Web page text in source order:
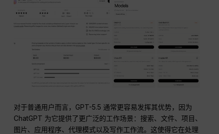
对于普通用户而言，GPT-5.5 通常更容易发挥其优势，因为
ChatGPT 为它提供了更广泛的工作场景：搜索、文件、项目、
图片、应用程序、代理模式以及写作工作流。这使得它在处理